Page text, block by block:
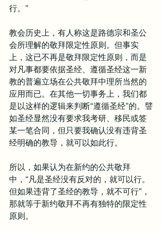
行。”
教会历史上，有人称这是路德宗和圣公
会所理解的敬拜限定性原则。但事实
上，这已不再是敬拜限定性原则，而是
对凡事都要依据圣经、遵循圣经这一新
教的普遍立场在公共敬拜中理所当然的
应用而已。在其他一切事务上，我们都
是以这样的逻辑来判断“遵循圣经”的。譬
如圣经显然没有要求我考研、移民或签
某一笔合同，但只要我确认没有违背圣
经明确的教导，就可以如此行。
所以，如果认为在新约的公共敬拜
中，“凡是圣经没有反对的，就可以行。
但如果违背了圣经的教导，就不可行”，
那就等于新约敬拜不再有独特的限定性
原则。